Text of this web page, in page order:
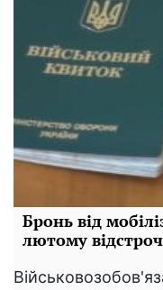
Бронь від
лютому